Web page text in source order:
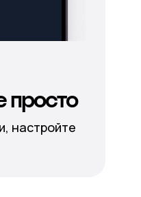
просто
настройте